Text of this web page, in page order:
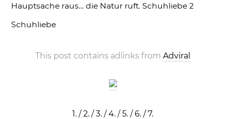
Hauptsache raus… die Natur ruft. Schuhliebe 2
Schuhliebe
This post contains adlinks fromAdviral
1. /2. /3. /4. /5. /6. /7.